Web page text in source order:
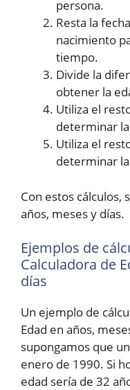
persona.
Resta la
nacimiento
tiempo.
Divide la
obtener la
Utiliza el
determinar
Utiliza el
determinar
Con estos cálculos,
años, meses y días.
Ejemplos de
Calculadora de
días
Un ejemplo de
Edad en años,
supongamos que
enero de 1990. Si
edad sería de 32